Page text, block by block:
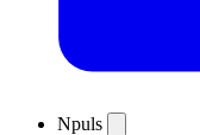
Npuls